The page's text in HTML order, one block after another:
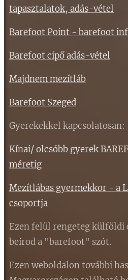
tapasztalatok, adás-vétel
Barefoot Point - barefoot
Barefoot cipő adás-vétel
Majdnem mezítláb
Barefoot Szeged
Gyerekekkel kapcsolatosan:
Kínai/ olcsóbb gyerek
méretig
Mezítlábas gyermekkor - a
csoportja
Ezen felül rengeteg külföldi
beírod a "barefoot" szót.
Ezen weboldalon további